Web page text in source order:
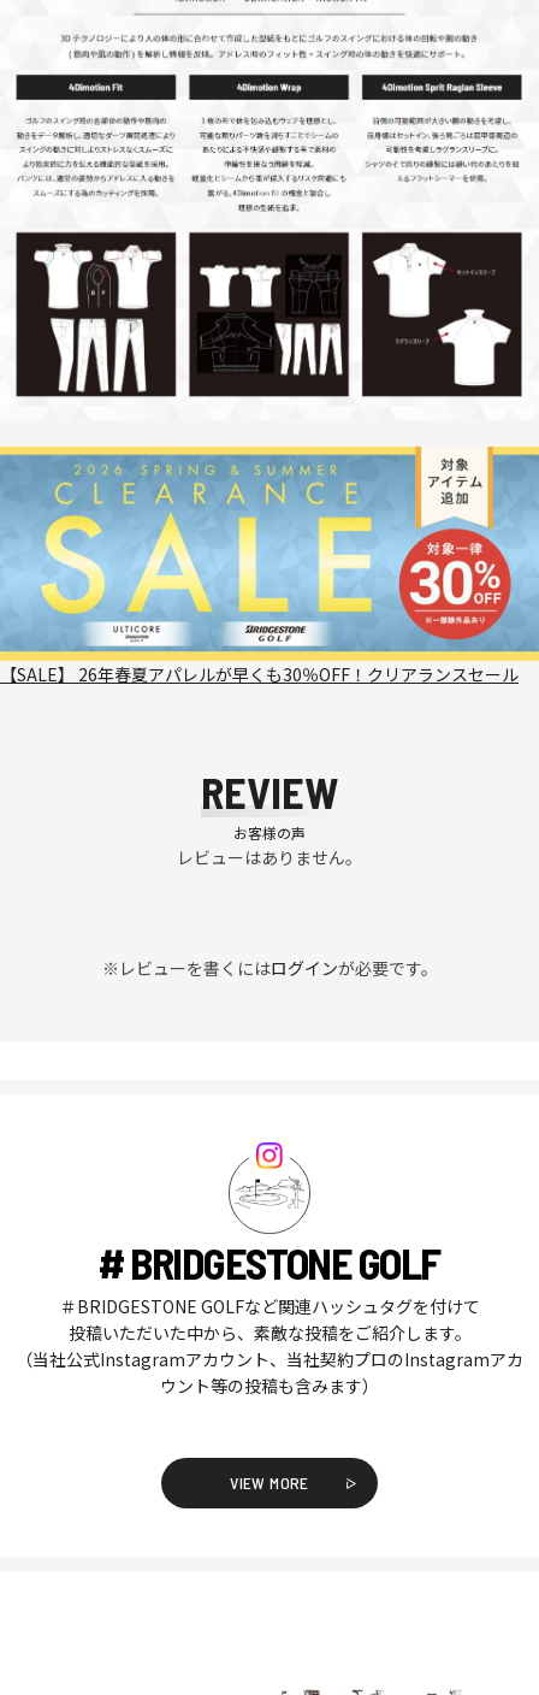
【SALE】 26年春夏アパレルが早くも30％OFF！クリアランスセール
REVIEW
お客様の声
レビューはありません。
※レビューを書くにはログインが必要です。
# BRIDGESTONE GOLF
＃BRIDGESTONE GOLFなど関連ハッシュタグを付けて
投稿いただいた中から、素敵な投稿をご紹介します。
（当社公式Instagramアカウント、当社契約プロのInstagramアカ
ウント等の投稿も含みます）
VIEW MORE